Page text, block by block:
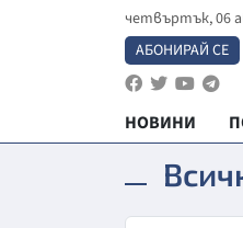
четвъртък, 06
АБОНИРАЙ СЕ
НОВИНИ